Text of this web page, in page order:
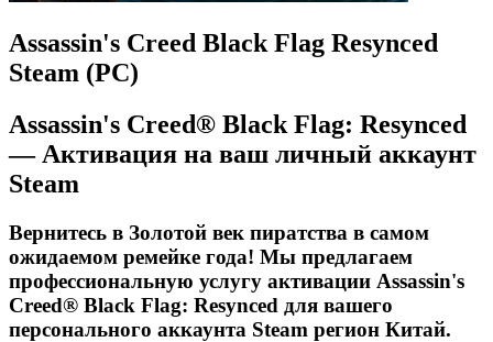
Assassin's Creed Black Flag Resynced
Steam (PC)
Assassin's Creed® Black Flag: Resynced
— Активация на ваш личный аккаунт
Steam
Вернитесь в Золотой век пиратства в самом
ожидаемом ремейке года! Мы предлагаем
профессиональную услугу активации Assassin's
Creed® Black Flag: Resynced для вашего
персонального аккаунта Steam регион Китай.